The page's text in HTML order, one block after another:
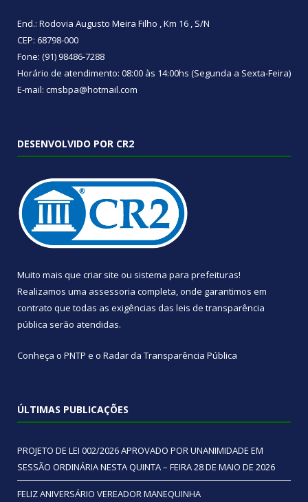
End.: Rodovia Augusto Meira Filho , Km 16 , S/N
CEP: 68798-000
Fone: (91) 98486-7288
Horário de atendimento: 08:00 às 14:00hs (Segunda a Sexta-Feira)
E-mail: cmsbpa@hotmail.com
DESENVOLVIDO POR CR2
Muito mais que criar site ou sistema para prefeituras!
Realizamos uma assessoria completa, onde garantimos em
contrato que todas as exigências das leis de transparência
pública serão atendidas.
Conheça o PNTP e o Radar da Transparência Pública
ÚLTIMAS PUBLICAÇÕES
PROJETO DE LEI 002/2026 APROVADO POR UNANIMIDADE EM
SESSÃO ORDINÁRIA NESTA QUINTA – FEIRA 28 DE MAIO DE 2026
FELIZ ANIVERSÁRIO VEREADOR MANEQUINHA